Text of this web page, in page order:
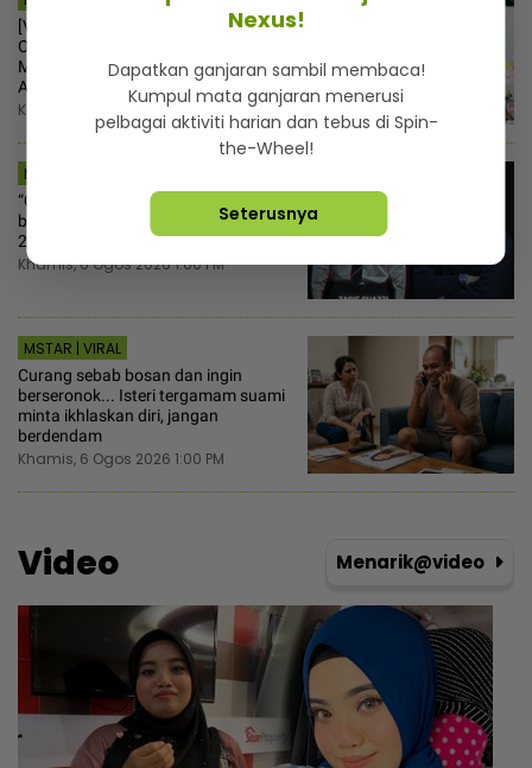
[V] Lafaz cerai tangguh ke 12
Ogos...Suami enggan beralah, Syida
Melvin terpaksa balik kampung sejak
Aidilfitri lalu
Khamis, 6 Ogos 2026 1:45 PM
MSTAR | HIBURAN
“Cabaran untuk dapat kembali 'roh'
budak sekolah“ - Zarif Ghazzi susut
20kg, gelapkan kulit demi Abbas
Khamis, 6 Ogos 2026 1:00 PM
MSTAR | VIRAL
Curang sebab bosan dan ingin
berseronok... Isteri tergamam suami
minta ikhlaskan diri, jangan
berdendam
Khamis, 6 Ogos 2026 1:00 PM
Video Menarik@video
Nexus!
Dapatkan ganjaran sambil membaca!
Kumpul mata ganjaran menerusi
pelbagai aktiviti harian dan tebus di Spin-
the-Wheel!
Seterusnya